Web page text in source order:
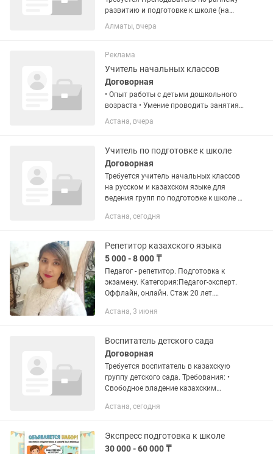
развитию и подготовке к школе (на
русском языке) в центр раннего
детского развития, желательно со
раннего развития (3-4 года), ...
Алматы, вчера
Реклама
Учитель начальных классов
Договорная
• Опыт работы с детьми дошкольного
возраста • Умение проводить занятия
по подготовке к школе в игровой
форме • Знание основ обучения
развитию речи • Умение находить...
Астана, вчера
Учитель по подготовке к школе
Договорная
Требуется учитель начальных классов
на русском и казахском языке для
ведения групп по подготовке к школе и
работы от 3 лет. З/п 50/50. Район ЖК
Астана, сегодня
Репетитор казахского языка
5 000 - 8 000 ₸
Педагог - репетитор. Подготовка к
экзамену. Категория:Педагог-эксперт.
Оффлайн, онлайн. Стаж 20 лет.
экзамену и. т. д. Телефон:
Астана, 3 июня
Воспитатель детского сада
Договорная
Требуется воспитатель в казахскую
группу детского сада. Требования: •
Свободное владение казахским
📌📌📌 • Опыт работы с дошкольниками
Астана, сегодня
Экспресс подготовка к школе
30 000 - 60 000 ₸